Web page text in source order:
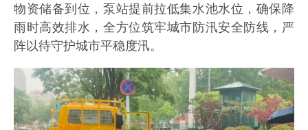
物资储备到位，泵站提前拉低集水池水位，确保降
雨时高效排水，全方位筑牢城市防汛安全防线，严
阵以待守护城市平稳度汛。